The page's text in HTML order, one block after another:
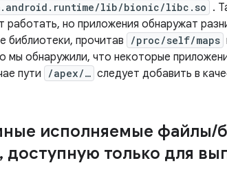
lib/bionic/libc.so .
работать, но приложения обнаружат
библиотеки, прочитав
/proc/self/maps
мы обнаружили, что некоторые
пути
/apex/… следует добавить в
исполняемые файлы/
, доступную только для